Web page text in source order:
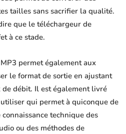
tailles sans sacrifier la qualité.
que le téléchargeur de
à ce stade.
permet également aux
le format de sortie en ajustant
débit. Il est également livré
qui permet à quiconque de
technique des
ou des méthodes de